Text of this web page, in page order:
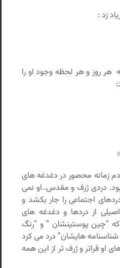
زد :
هر روز و هر لحظه وجود او را
زمانه محصور در دغدغه های
بود. دردی ژرف و مقدس..او نمی
اجتماعی را جار بکشد و
از دردها و دغدغه های
که “چین پوستینشان ” و “رنگ
هایشان” درد می کرد
او فراتر و ژرف تر از این همه